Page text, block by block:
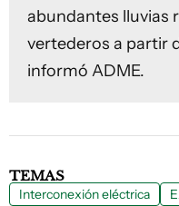
abundantes lluvias
vertederos a partir
informó ADME.
TEMAS
Interconexión eléctrica